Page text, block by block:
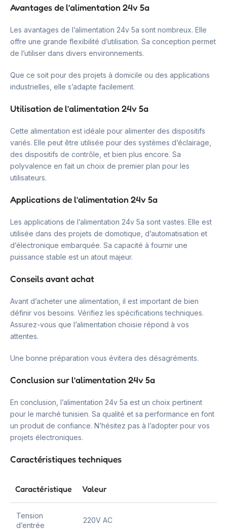
Avantages de l’alimentation 24v 5a
Les avantages de l’alimentation 24v 5a sont nombreux. Elle
offre une grande flexibilité d’utilisation. Sa conception permet
de l’utiliser dans divers environnements.
Que ce soit pour des projets à domicile ou des applications
industrielles, elle s’adapte facilement.
Utilisation de l’alimentation 24v 5a
Cette alimentation est idéale pour alimenter des dispositifs
variés. Elle peut être utilisée pour des systèmes d’éclairage,
des dispositifs de contrôle, et bien plus encore. Sa
polyvalence en fait un choix de premier plan pour les
utilisateurs.
Applications de l’alimentation 24v 5a
Les applications de l’alimentation 24v 5a sont vastes. Elle est
utilisée dans des projets de domotique, d’automatisation et
d’électronique embarquée. Sa capacité à fournir une
puissance stable est un atout majeur.
Conseils avant achat
Avant d’acheter une alimentation, il est important de bien
définir vos besoins. Vérifiez les spécifications techniques.
Assurez-vous que l’alimentation choisie répond à vos
attentes.
Une bonne préparation vous évitera des désagréments.
Conclusion sur l’alimentation 24v 5a
En conclusion, l’alimentation 24v 5a est un choix pertinent
pour le marché tunisien. Sa qualité et sa performance en font
un produit de confiance. N’hésitez pas à l’adopter pour vos
projets électroniques.
Caractéristiques techniques
Caractéristique Valeur
Tension
d’entrée
220V AC